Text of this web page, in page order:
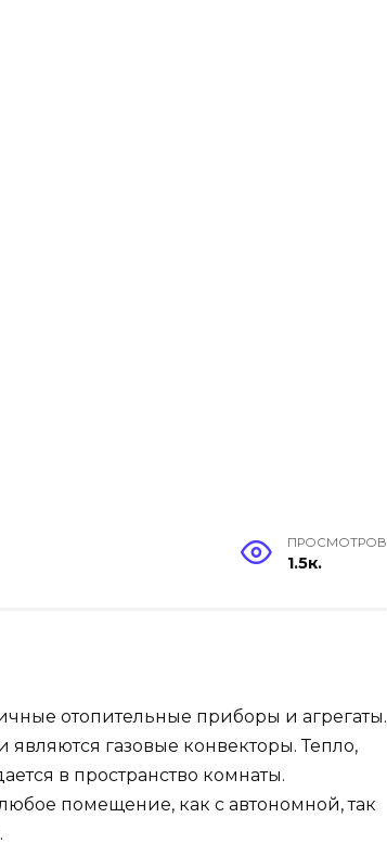
ПРОСМОТРОВ
1.5к.
отопительные приборы и агрегаты.
газовые конвекторы. Тепло,
в пространство комнаты.
помещение, как с автономной, так